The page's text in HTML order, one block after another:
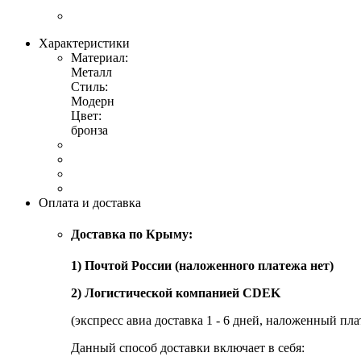
Характеристики
Материал:
Металл
Стиль:
Модерн
Цвет:
бронза
Оплата и доставка
Доставка по Крыму:
1) Почтой России (наложенного платежа нет)
2) Логистической компанией CDEK
(экспресс авиа доставка 1 - 6 дней, наложенный
Данный способ доставки включает в себя: